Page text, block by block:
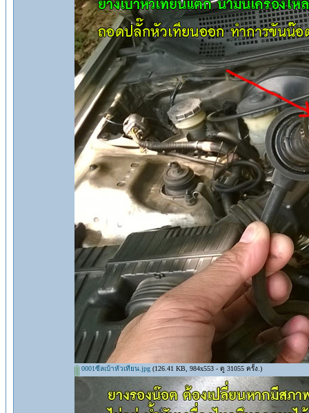
0001ซีลเบ้าหัวเทียน.jpg (126.41 KB, 984x553 - ดู 31055 ครั้ง.)